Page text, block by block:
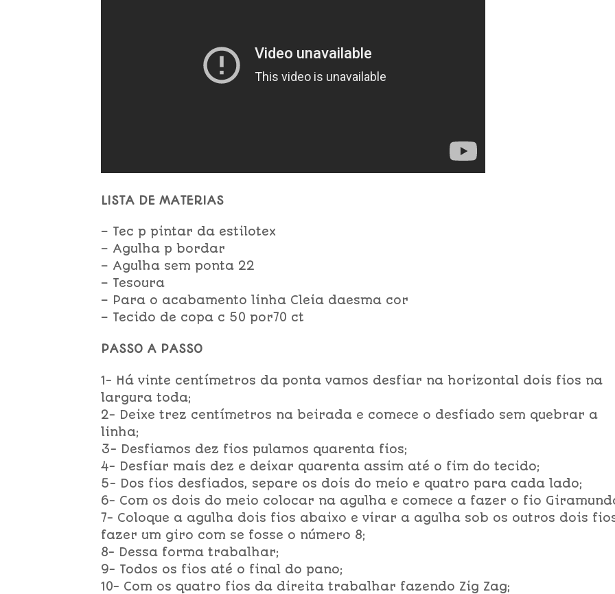
LISTA DE MATERIAS
– Tec p pintar da estilotex
– Agulha p bordar
– Agulha sem ponta 22
– Tesoura
– Para o acabamento linha Cleia daesma cor
– Tecido de copa c 50 por70 ct
PASSO A PASSO
1- Há vinte centímetros da ponta vamos desfiar na horizontal dois fios na
largura toda;
2- Deixe trez centímetros na beirada e comece o desfiado sem quebrar a
linha;
3- Desfiamos dez fios pulamos quarenta fios;
4- Desfiar mais dez e deixar quarenta assim até o fim do tecido;
5- Dos fios desfiados, separe os dois do meio e quatro para cada lado;
6- Com os dois do meio colocar na agulha e comece a fazer o fio
7- Coloque a agulha dois fios abaixo e virar a agulha sob os outros dois
fazer um giro com se fosse o número 8;
8- Dessa forma trabalhar;
9- Todos os fios até o final do pano;
10- Com os quatro fios da direita trabalhar fazendo Zig Zag;